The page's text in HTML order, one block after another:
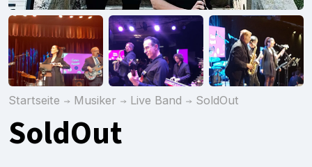
Startseite Musiker Live Band SoldOut
SoldOut